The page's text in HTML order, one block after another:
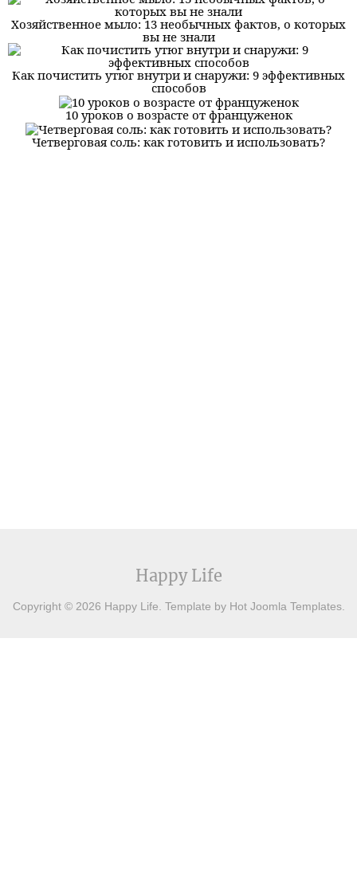
Хозяйственное мыло: 13 необычных фактов, о которых
вы не знали
Как почистить утюг внутри и снаружи: 9 эффективных
способов
10 уроков о возрасте от француженок
Четверговая соль: как готовить и использовать?
Happy Life
Copyright © 2026 Happy Life. Template by Hot Joomla Templates.